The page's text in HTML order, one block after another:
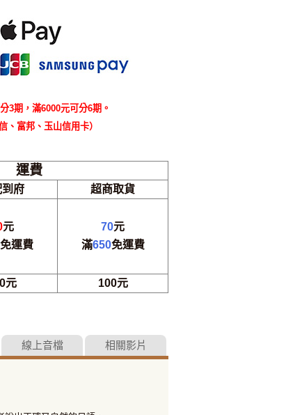
3期，滿6000元可分6期。
、富邦、玉山信用卡）
運費
到府
超商取貨
元
免運費
70元
滿650免運費
元 100元
線上音檔 相關影片